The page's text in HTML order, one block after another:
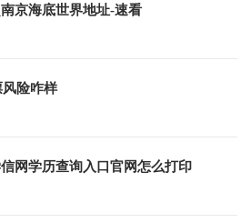
京海底世界地址-速看
风险咋样
网学历查询入口官网怎么打印